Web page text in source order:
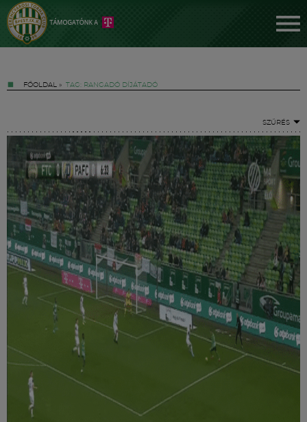
FŐOLDAL » TAG: RANGADÓ DÍJÁTADÓ
SZŰRÉS
Jegyek
FM YouTube +
Hírek
Labdarúgás
Szakosztályok
Meccscenter